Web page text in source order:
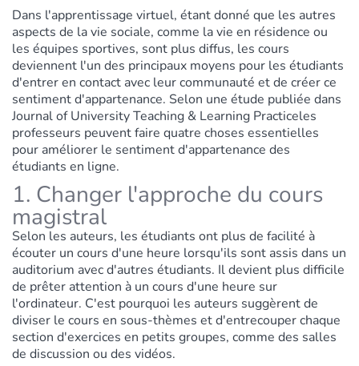
Dans l'apprentissage virtuel, étant donné que les autres
aspects de la vie sociale, comme la vie en résidence ou
les équipes sportives, sont plus diffus, les cours
deviennent l'un des principaux moyens pour les étudiants
d'entrer en contact avec leur communauté et de créer ce
sentiment d'appartenance. Selon une étude publiée dans
Journal of University Teaching & Learning Practiceles
professeurs peuvent faire quatre choses essentielles
pour améliorer le sentiment d'appartenance des
étudiants en ligne.
1. Changer l'approche du cours
magistral
Selon les auteurs, les étudiants ont plus de facilité à
écouter un cours d'une heure lorsqu'ils sont assis dans un
auditorium avec d'autres étudiants. Il devient plus difficile
de prêter attention à un cours d'une heure sur
l'ordinateur. C'est pourquoi les auteurs suggèrent de
diviser le cours en sous-thèmes et d'entrecouper chaque
section d'exercices en petits groupes, comme des salles
de discussion ou des vidéos.